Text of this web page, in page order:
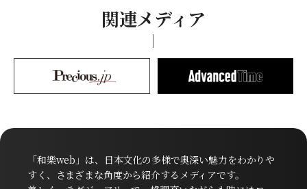
関連メディア
「和樂web」は、日本文化の多様で奥深い魅力をわかりや
すく、さまざまな角度から紹介するメディアです。